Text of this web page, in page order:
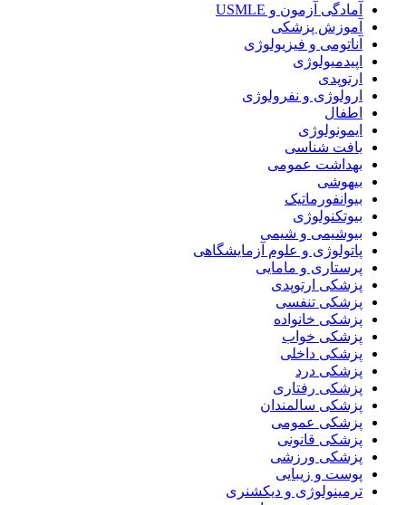
آمادگی آزمون و USMLE
آموزش پزشکی
آناتومی و فیزیولوژی
اپیدمیولوژی
ارتوپدی
ارولوژی و نفرولوژی
اطفال
ایمونولوژی
بافت شناسی
بهداشت عمومی
بیهوشی
بیوانفورماتیک
بیوتکنولوژی
بیوشیمی و شیمی
پاتولوژی و علوم آزمایشگاهی
پرستاری و مامایی
پزشکی ارتوپدی
پزشکی تنفسی
پزشکی خانواده
پزشکی خواب
پزشکی داخلی
پزشکی درد
پزشکی رفتاری
پزشکی سالمندان
پزشکی عمومی
پزشکی قانونی
پزشکی ورزشی
پوست و زیبایی
ترمینولوژی و دیکشنری